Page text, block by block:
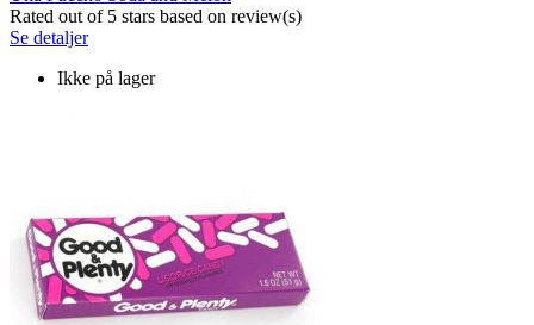
Rated out of 5 stars based on review(s)
Se detaljer
Ikke på lager